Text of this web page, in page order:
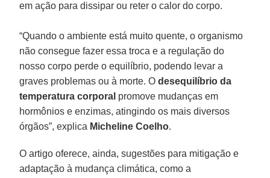
em ação para dissipar ou reter o calor do corpo.
“Quando o ambiente está muito quente, o organismo
não consegue fazer essa troca e a regulação do
nosso corpo perde o equilíbrio, podendo levar a
graves problemas ou à morte. O desequilíbrio da
temperatura corporal promove mudanças em
hormônios e enzimas, atingindo os mais diversos
órgãos”, explica Micheline Coelho.
O artigo oferece, ainda, sugestões para mitigação e
adaptação à mudança climática, como a